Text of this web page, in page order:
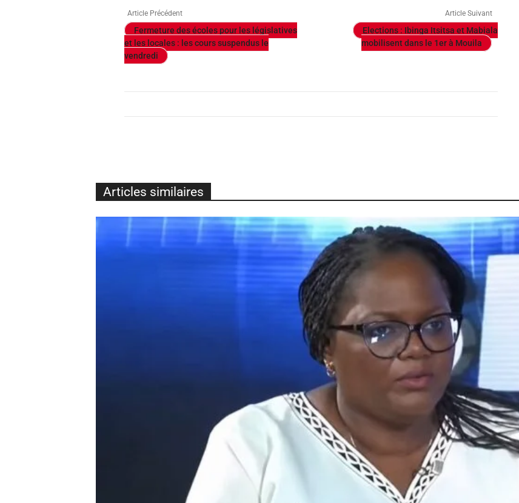
Article Précédent
Fermeture des écoles pour les législatives
et les locales : les cours suspendus le
vendredi
Article Suivant
Elections : Ibinga Itsitsa et Mabiala
mobilisent dans le 1er à Mouila
Articles similaires